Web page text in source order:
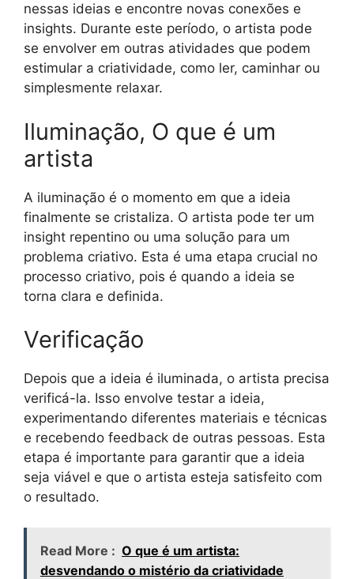
nessas ideias e encontre novas conexões e
insights. Durante este período, o artista pode
se envolver em outras atividades que podem
estimular a criatividade, como ler, caminhar ou
simplesmente relaxar.
Iluminação, O que é um
artista
A iluminação é o momento em que a ideia
finalmente se cristaliza. O artista pode ter um
insight repentino ou uma solução para um
problema criativo. Esta é uma etapa crucial no
processo criativo, pois é quando a ideia se
torna clara e definida.
Verificação
Depois que a ideia é iluminada, o artista precisa
verificá-la. Isso envolve testar a ideia,
experimentando diferentes materiais e técnicas
e recebendo feedback de outras pessoas. Esta
etapa é importante para garantir que a ideia
seja viável e que o artista esteja satisfeito com
o resultado.
Read More : O que é um artista:
desvendando o mistério da criatividade